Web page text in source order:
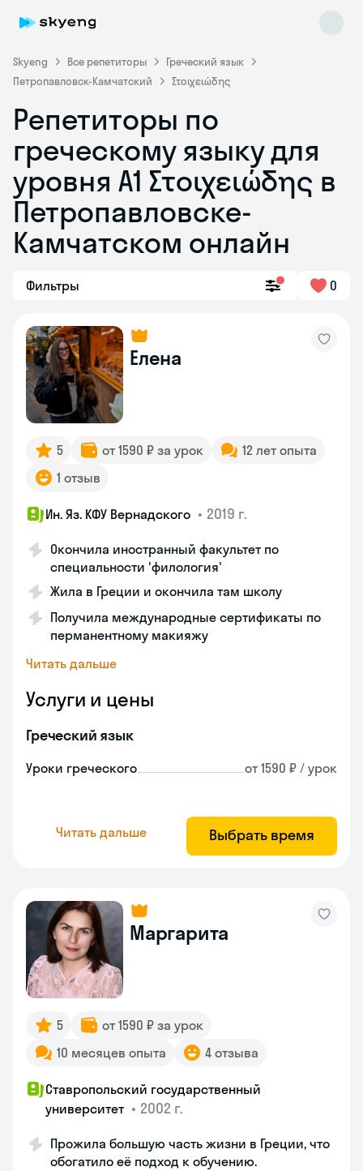
Skyeng Все репетиторы
Греческий язык
Петропавловск-Камчатский
Στοιχειώδης
Репетиторы по
греческому языку для
уровня Α1 Στοιχειώδης в
Петропавловске-
Камчатском онлайн
Фильтры 0
Елена
5 от 1590 ₽ за урок
12 лет опыта
1 отзыв
Ин. Яз. КФУ Вернадского • 2019 г.
Окончила иностранный факультет по
специальности 'филология'
Жила в Греции и окончила там школу
Получила международные сертификаты по
перманентному макияжу
Читать дальше
Услуги и цены
Греческий язык
Уроки греческого от 1590 ₽ / урок
Читать дальше Выбрать время
Маргарита
5
от 1590 ₽ за урок
10 месяцев опыта
4 отзыва
Ставропольский государственный
университет • 2002 г.
Прожила большую часть жизни в Греции, что
обогатило её подход к обучению.
Skyeng Chat
online